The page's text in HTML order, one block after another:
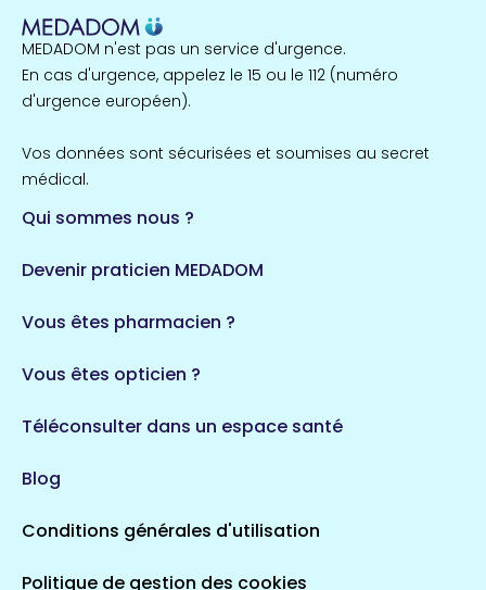
MEDADOM n'est pas un service d'urgence.
En cas d'urgence, appelez le 15 ou le 112 (numéro
d'urgence européen).
Vos données sont sécurisées et soumises au secret
médical.
Qui sommes nous ?
Devenir praticien MEDADOM
Vous êtes pharmacien ?
Vous êtes opticien ?
Téléconsulter dans un espace santé
Blog
Conditions générales d'utilisation
Politique de gestion des cookies